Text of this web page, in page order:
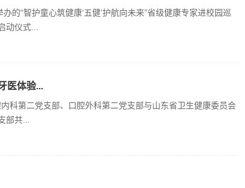
“智护童心筑健康‘五健’护航向未来”省级健康专家进校园巡
仪式...
医体验...
科第二党支部、口腔外科第二党支部与山东省卫生健康委员会
部共...